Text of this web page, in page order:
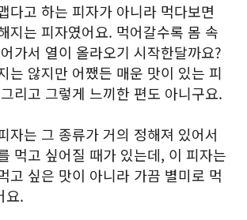
다고 하는 피자가 아니라 먹다보면
지는 피자였어요. 먹어갈수록 몸 속
가서 열이 올라오기 시작한달까요?
는 않지만 어쨌든 매운 맛이 있는 피
리고 그렇게 느끼한 편도 아니구요.
자는 그 종류가 거의 정해져 있어서
먹고 싶어질 때가 있는데, 이 피자는
고 싶은 맛이 아니라 가끔 별미로 먹
요.